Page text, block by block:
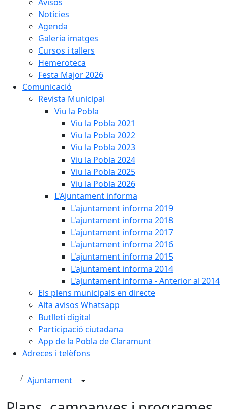
Notícies
Agenda
Galeria imatges
Cursos i tallers
Hemeroteca
Festa Major 2026
Comunicació
Revista Municipal
Viu la Pobla
Viu la Pobla 2021
Viu la Pobla 2022
Viu la Pobla 2023
Viu la Pobla 2024
Viu la Pobla 2025
Viu la Pobla 2026
L'Ajuntament informa
L'ajuntament informa 2019
L'ajuntament informa 2018
L'ajuntament informa 2017
L'ajuntament informa 2016
L'ajuntament informa 2015
L'ajuntament informa 2014
L'ajuntament informa - Anterior al 2014
Els plens municipals en directe
Alta avisos Whatsapp
Butlletí digital
Participació ciutadana
App de la Pobla de Claramunt
Adreces i telèfons
Ajuntament